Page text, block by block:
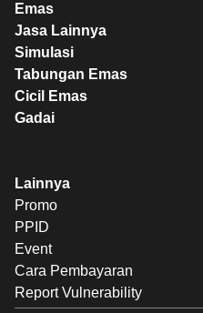
Emas
Jasa Lainnya
Simulasi
Tabungan Emas
Cicil Emas
Gadai
Lainnya
Promo
PPID
Event
Cara Pembayaran
Report Vulnerability